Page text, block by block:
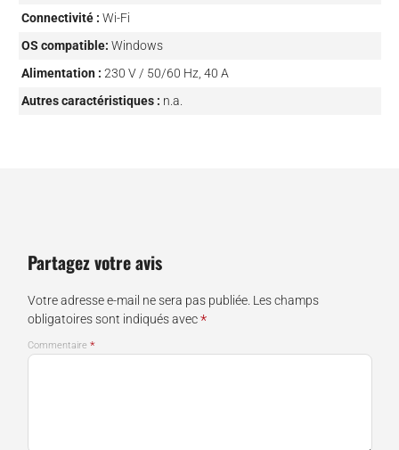
Connectivité : Wi-Fi
OS compatible: Windows
Alimentation : 230 V / 50/60 Hz, 40 A
Autres caractéristiques : n.a.
Partagez votre avis
Votre adresse e-mail ne sera pas publiée. Les champs
obligatoires sont indiqués avec*
Commentaire *